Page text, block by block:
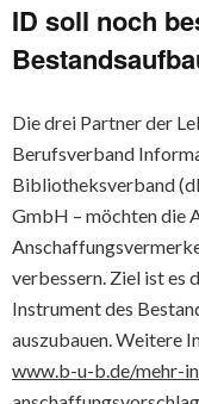
ID soll noch
Die drei Partner der
Berufsverband
Bibliotheksverband
GmbH – möchten die
verbessern. Ziel ist es
Instrument des
auszubauen. Weitere
www.b-u-b.de/mehr-